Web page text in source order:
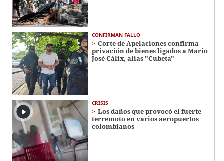
CONFIRMAN FALLO
Corte de Apelaciones confirma
privación de bienes ligados a Mario
José Cálix, alias "Cubeta"
CRISIS
Los daños que provocó el fuerte
terremoto en varios aeropuertos
colombianos